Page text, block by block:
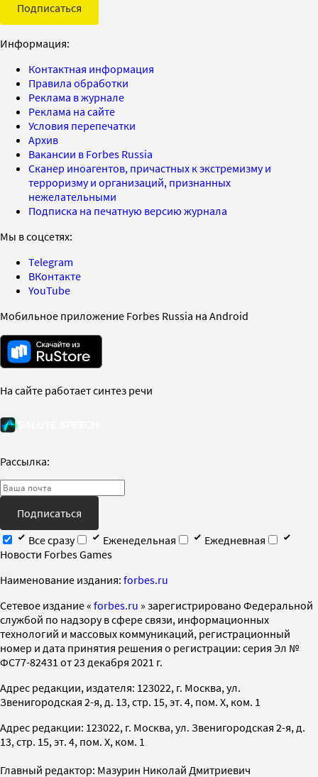
Подписаться
Информация:
Контактная информация
Правила обработки
Реклама в журнале
Реклама на сайте
Условия перепечатки
Архив
Вакансии в Forbes Russia
Сканер иноагентов, причастных к экстремизму и
терроризму и организаций, признанных
нежелательными
Подписка на печатную версию журнала
Мы в соцсетях:
Telegram
ВКонтакте
YouTube
Мобильное приложение Forbes Russia на Android
На сайте работает синтез речи
Рассылка:
Подписаться
Все сразу
Еженедельная
Ежедневная
Новости Forbes Games
Наименование издания: forbes.ru
Cетевое издание « forbes.ru » зарегистрировано Федеральной
службой по надзору в сфере связи, информационных
технологий и массовых коммуникаций, регистрационный
номер и дата принятия решения о регистрации: серия Эл №
ФС77-82431 от 23 декабря 2021 г.
Адрес редакции, издателя: 123022, г. Москва, ул.
Звенигородская 2-я, д. 13, стр. 15, эт. 4, пом. X, ком. 1
Адрес редакции: 123022, г. Москва, ул. Звенигородская 2-я, д.
13, стр. 15, эт. 4, пом. X, ком. 1
Главный редактор: Мазурин Николай Дмитриевич